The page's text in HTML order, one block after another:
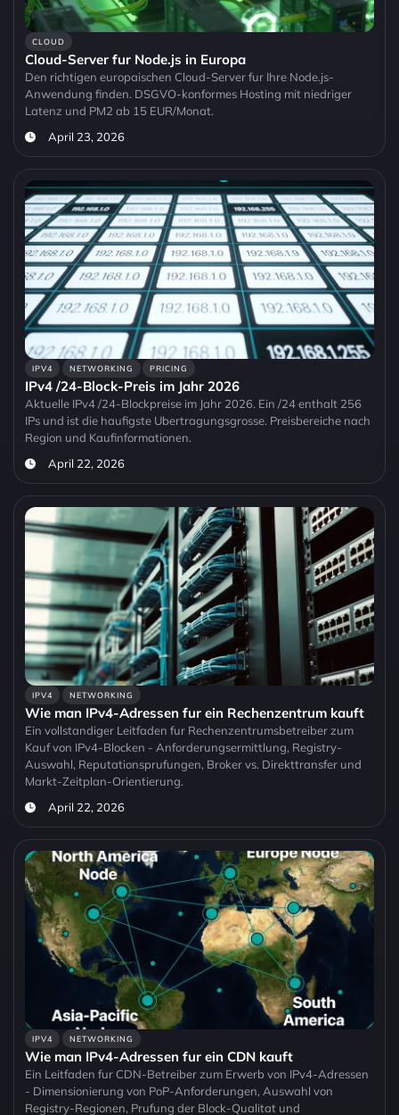
CLOUD
Cloud-Server fur Node.js in Europa
Den richtigen europaischen Cloud-Server fur Ihre Node.js-
Anwendung finden. DSGVO-konformes Hosting mit niedriger
Latenz und PM2 ab 15 EUR/Monat.
April 23, 2026
IPV4 NETWORKING PRICING
IPv4 /24-Block-Preis im Jahr 2026
Aktuelle IPv4 /24-Blockpreise im Jahr 2026. Ein /24 enthalt 256
IPs und ist die haufigste Ubertragungsgrosse. Preisbereiche nach
Region und Kaufinformationen.
April 22, 2026
IPV4 NETWORKING
Wie man IPv4-Adressen fur ein Rechenzentrum kauft
Ein vollstandiger Leitfaden fur Rechenzentrumsbetreiber zum
Kauf von IPv4-Blocken - Anforderungsermittlung, Registry-
Auswahl, Reputationsprufungen, Broker vs. Direkttransfer und
Markt-Zeitplan-Orientierung.
April 22, 2026
IPV4 NETWORKING
Wie man IPv4-Adressen fur ein CDN kauft
Ein Leitfaden fur CDN-Betreiber zum Erwerb von IPv4-Adressen
- Dimensionierung von PoP-Anforderungen, Auswahl von
Registry-Regionen, Prufung der Block-Qualitat und